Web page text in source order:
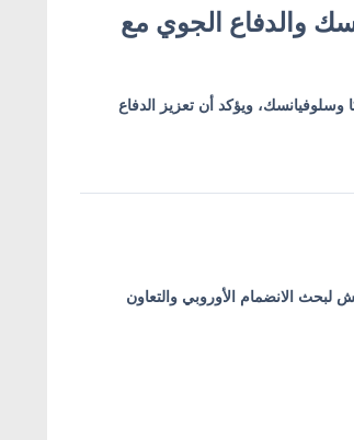
والدفاع الجوي مع
وسلوفيانسك، ويؤكد أن تعزيز الدفاع
لبحث الانضمام الأوروبي والتعاون